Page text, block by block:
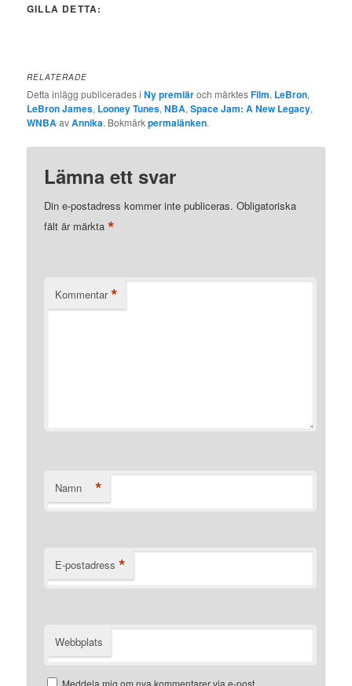
GILLA DETTA:
RELATERADE
Detta inlägg publicerades iNy premiäroch märktesFilm, LeBron,
LeBron James, Looney Tunes,NBA,Space Jam: A New Legacy,
WNBAavAnnika. Bokmärkpermalänken.
Lämna ett svar
Din e-postadress kommer inte publiceras. Obligatoriska
fält är märkta*
Kommentar *
Namn *
E-postadress *
Webbplats
Meddela mig om nya kommentarer via e-post.